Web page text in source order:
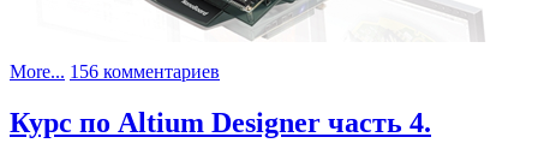
More... 156 комментариев
Курс
по
Курс по Altium Designer часть 4.